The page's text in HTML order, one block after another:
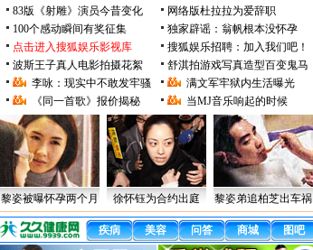
83版《射雕》演员今昔变化
网络版杜拉拉为爱辞职
100个感动瞬间有奖征集
独家辟谣：翁帆根本没怀孕
点击进入搜狐娱乐影视库
搜狐娱乐招聘：加入我们吧！
波斯王子真人电影拍摄花絮
舒淇拍游戏写真造型百变鬼马
李咏：现实中不敢发牢骚
满文军牢狱内生活曝光
《同一首歌》报价揭秘
当MJ音乐响起的时候
黎姿被曝怀孕两个月 徐怀钰为合约出庭 黎姿弟追柏芝出车祸